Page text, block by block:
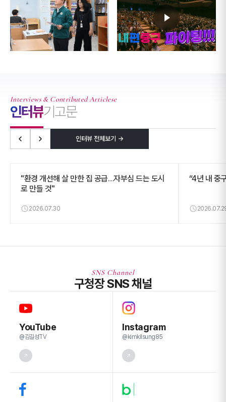
Interviews & Contributed Articlese
인터뷰기고문
인터뷰 전체보기 →
"환경 개선해 살 만한 집 공급…자부심 드는 도시
로 만들 것"
2026.07.30
“4년 내 중
SNS Channel
구청장 SNS 채널
YouTube
@김길성TV
Instagram
@kimkilsung85